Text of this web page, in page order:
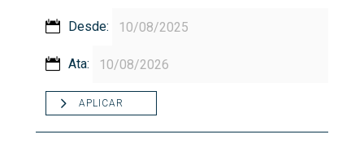
Desde:
Ata:
APLICAR